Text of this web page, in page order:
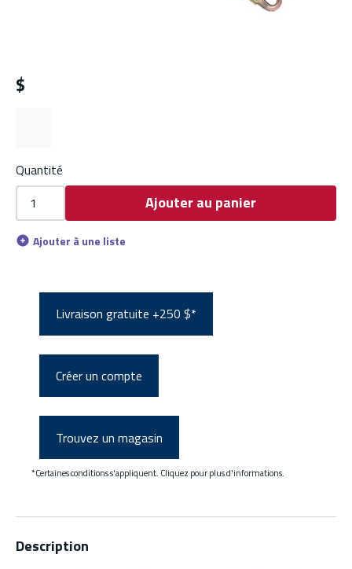
$
Quantité
Ajouter au panier
Ajouter à une liste
Livraison gratuite +250 $*
Créer un compte
Trouvez un magasin
*Certaines conditions s'appliquent. Cliquez pour plus d'informations.
Description